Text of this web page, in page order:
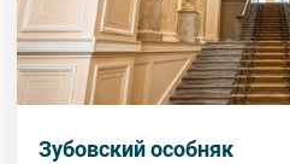
Зубовский особняк